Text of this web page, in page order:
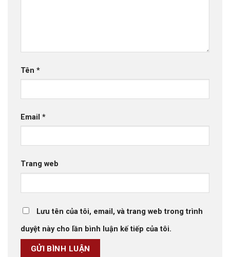
Tên *
Email *
Trang web
Lưu tên của tôi, email, và trang web trong trình
duyệt này cho lần bình luận kế tiếp của tôi.